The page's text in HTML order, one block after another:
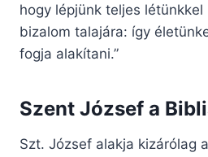
hogy lépjünk teljes
bizalom talajára: így
fogja alakítani.”
Szent József a
Szt. József alakja kizárólag